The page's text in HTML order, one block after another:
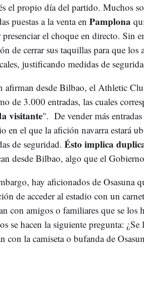
el propio día del partido. Muchos
puestas a la venta en Pamplona
presenciar el choque en directo. Sin
de cerrar sus taquillas para que los
justificando medidas de
afirman desde Bilbao, el Athletic
de 3.000 entradas, las cuales
visitante". De vender más
en el que la afición navarra estará
de seguridad. Ésto implica
desde Bilbao, algo que el
hay aficionados de Osasuna
de acceder al estadio con un
con amigos o familiares que se los
se hacen la siguiente pregunta:
con la camiseta o bufanda de